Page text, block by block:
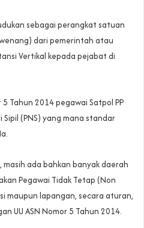
sebagai perangkat satuan
dari pemerintah atau
Vertikal kepada pejabat di
Tahun 2014 pegawai Satpol PP
(PNS) yang mana standar
ada bahkan banyak daerah
Pegawai Tidak Tetap (Non
maupun lapangan, secara aturan,
UU ASN Nomor 5 Tahun 2014.